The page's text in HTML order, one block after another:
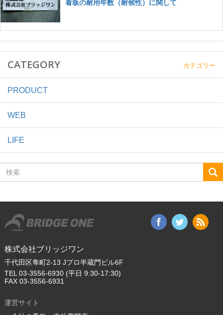
CATEGORY カテゴリー
PRODUCT
WEB
LIFE
株式会社ブリッジワン
千代田区隼町2-13 Jプロ半蔵門ビル6F
TEL 03-3556-6930 (平日 9:30-17:30)
FAX 03-3556-6931
運営サイト